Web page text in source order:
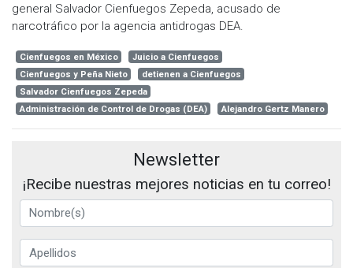
general Salvador Cienfuegos Zepeda, acusado de
narcotráfico por la agencia antidrogas DEA.
Cienfuegos en México
Juicio a Cienfuegos
Cienfuegos y Peña Nieto
detienen a Cienfuegos
Salvador Cienfuegos Zepeda
Administración de Control de Drogas (DEA)
Alejandro Gertz Manero
Newsletter
¡Recibe nuestras mejores noticias en tu correo!